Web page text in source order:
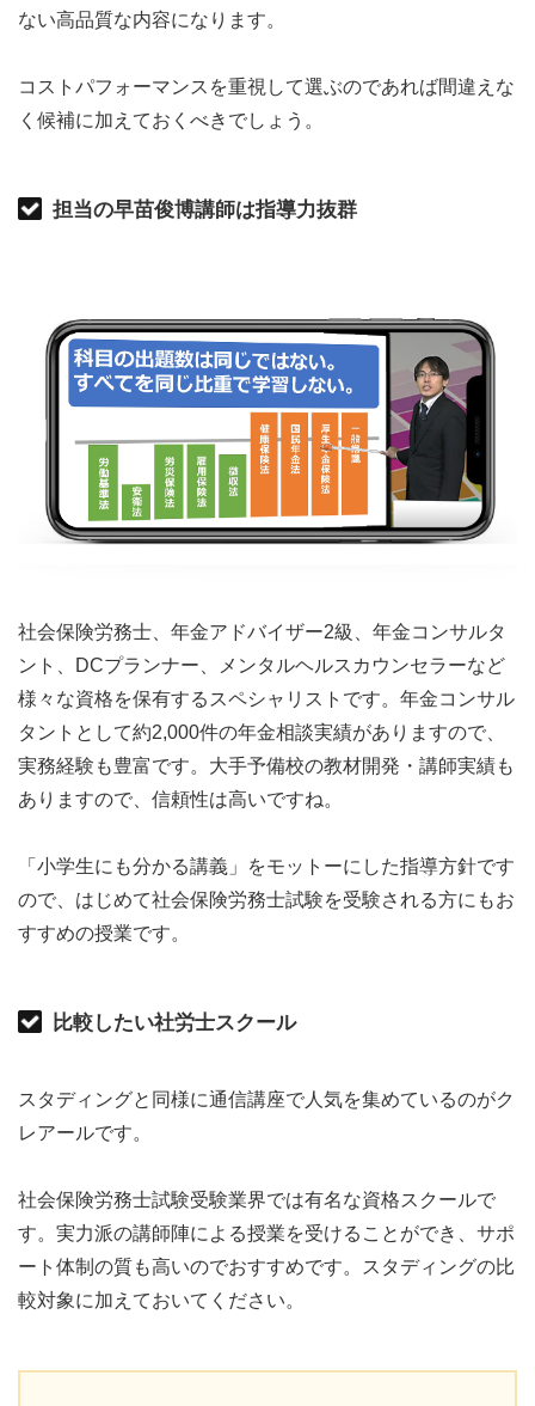
ない高品質な内容になります。
コストパフォーマンスを重視して選ぶのであれば間違えな
く候補に加えておくべきでしょう。
担当の早苗俊博講師は指導力抜群
社会保険労務士、年金アドバイザー2級、年金コンサルタ
ント、DCプランナー、メンタルヘルスカウンセラーなど
様々な資格を保有するスペシャリストです。年金コンサル
タントとして約2,000件の年金相談実績がありますので、
実務経験も豊富です。大手予備校の教材開発・講師実績も
ありますので、信頼性は高いですね。
「小学生にも分かる講義」をモットーにした指導方針です
ので、はじめて社会保険労務士試験を受験される方にもお
すすめの授業です。
比較したい社労士スクール
スタディングと同様に通信講座で人気を集めているのがク
レアールです。
社会保険労務士試験受験業界では有名な資格スクールで
す。実力派の講師陣による授業を受けることができ、サポ
ート体制の質も高いのでおすすめです。スタディングの比
較対象に加えておいてください。